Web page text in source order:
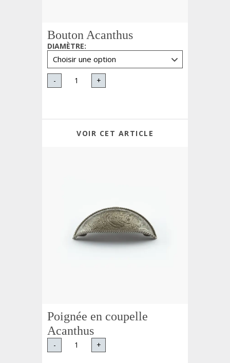
Bouton Acanthus
DIAMÈTRE:
- +
VOIR CET ARTICLE
Poignée en coupelle
Acanthus
- +